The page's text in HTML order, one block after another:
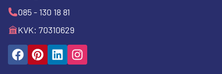
085 - 130 18 81
KVK: 70310629